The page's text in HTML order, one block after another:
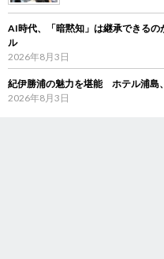
AI時代、「暗黙知」は継承できる
ル
2026年8月3日
紀伊勝浦の魅力を堪能 ホテル浦島
2026年8月3日